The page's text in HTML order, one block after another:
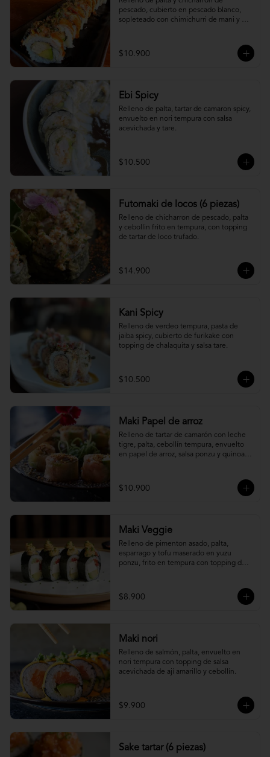
pescado, cubierto en pescado blanco,
sopleteado con chimichurri de mani y
$10.900
Ebi Spicy
Relleno de palta, tartar de camaron spicy,
envuelto en nori tempura con salsa
acevichada y tare.
$10.500
Futomaki de locos (6 piezas)
Relleno de chicharron de pescado, palta
y cebollin frito en tempura, con topping
de tartar de loco trufado.
$14.900
Kani Spicy
Relleno de verdeo tempura, pasta de
jaiba spicy, cubierto de furikake con
topping de chalaquita y salsa tare.
$10.500
Maki Papel de arroz
Relleno de tartar de camarón con leche
tigre, palta, cebollín tempura, envuelto
en papel de arroz, salsa ponzu y quinoa
$10.900
Maki Veggie
Relleno de pimenton asado, palta,
esparrago y tofu maserado en yuzu
ponzu, frito en tempura con topping de
$8.900
Maki nori
Relleno de salmón, palta, envuelto en
nori tempura con topping de salsa
acevichada de ají amarillo y cebollín.
$9.900
Sake tartar (6 piezas)